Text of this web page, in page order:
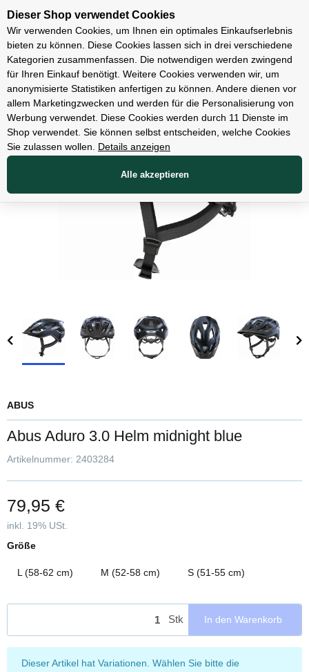
Unsere Filialen
Bekleidung
ABUS
Abus Aduro 3.0 Helm midnight blue
Artikelnummer: 2403284
79,95 €
inkl. 19% USt.
Größe
L (58-62 cm) M (52-58 cm) S (51-55 cm)
Stk In den Warenkorb
x
Dieser Artikel hat Variationen. Wählen Sie bitte die
Dieser Shop verwendet Cookies
Wir verwenden Cookies, um Ihnen ein optimales Einkaufserlebnis
bieten zu können. Diese Cookies lassen sich in drei verschiedene
Kategorien zusammenfassen. Die notwendigen werden zwingend
für Ihren Einkauf benötigt. Weitere Cookies verwenden wir, um
anonymisierte Statistiken anfertigen zu können. Andere dienen vor
allem Marketingzwecken und werden für die Personalisierung von
Werbung verwendet. Diese Cookies werden durch 11 Dienste im
Shop verwendet. Sie können selbst entscheiden, welche Cookies
Sie zulassen wollen.
Details anzeigen
Alle akzeptieren